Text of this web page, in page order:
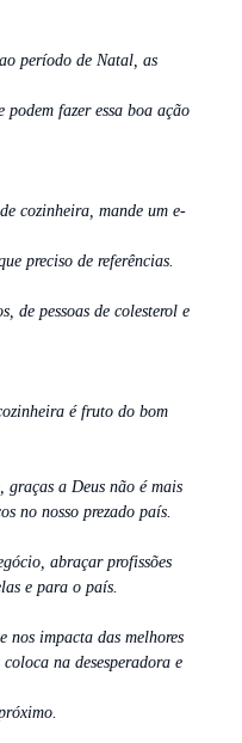
período de Natal, as
fazer essa boa ação
cozinheira, mande um e-
preciso de referências.
de pessoas de colesterol e
é fruto do bom
graças a Deus não é mais
no nosso prezado país.
abraçar profissões
e para o país.
nos impacta das melhores
na desesperadora e